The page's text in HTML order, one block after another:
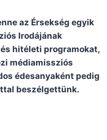
az Érsekség egyik
Irodájának
hitéleti programokat,
médiamissziós
édesanyaként pedig
beszélgettünk.